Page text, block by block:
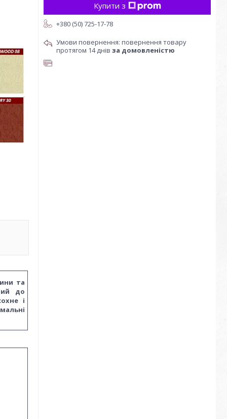
та
до
і
Купити з
+380 (50) 725-17-78
повернення товару
протягом 14 днів за домовленістю